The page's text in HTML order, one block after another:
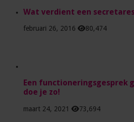
Wat verdient een
februari 26, 2016 80,474
Een functioneringsgesprek
doe je zo!
maart 24, 2021 73,694